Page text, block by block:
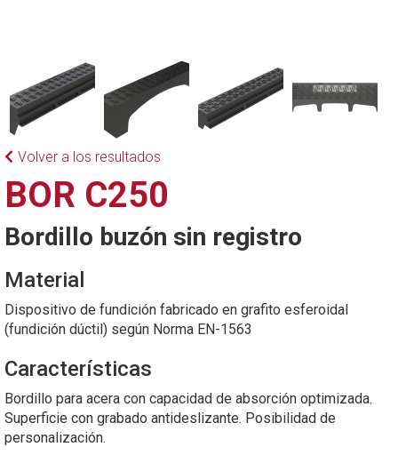
Volver a los resultados
BOR C250
Bordillo buzón sin registro
Material
Dispositivo de fundición fabricado en grafito esferoidal
(fundición dúctil) según Norma EN-1563
Características
Bordillo para acera con capacidad de absorción optimizada.
Superficie con grabado antideslizante. Posibilidad de
personalización.